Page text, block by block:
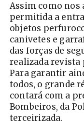
Assim como nos
permitida a
objetos
canivetes e
das forças de
realizada revista
Para garantir
todos, o grande
contará com a
Bombeiros, da
terceirizada.